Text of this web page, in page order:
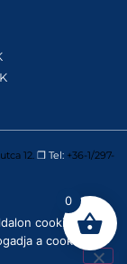
12. ❒ Tel: +36-1/297-
0
cookie-kat
a cookie-k